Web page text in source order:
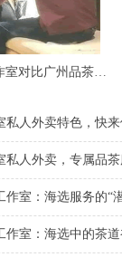
私人外卖特色，快
私人外卖，专属品
作室：海选服务的“
作室：海选中的茶